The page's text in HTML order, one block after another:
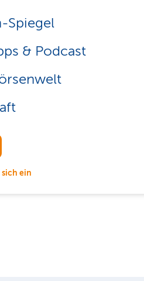
Spiegel
& Podcast
sich ein